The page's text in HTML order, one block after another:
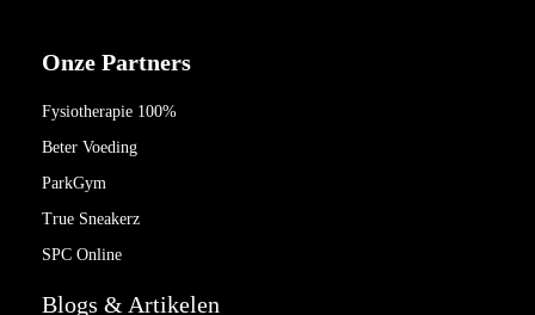
Onze Partners
Fysiotherapie 100%
Beter Voeding
ParkGym
True Sneakerz
SPC Online
Blogs & Artikelen